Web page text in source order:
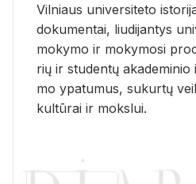
Vil­niaus uni­ver­si­te­to
do­ku­men­tai, liu­di­jan­tys
mo­ky­mo ir mo­ky­mo­si
rių ir stu­den­tų
mo ypa­tu­mus, su­kur­tų
kul­tū­rai ir moks­lui.